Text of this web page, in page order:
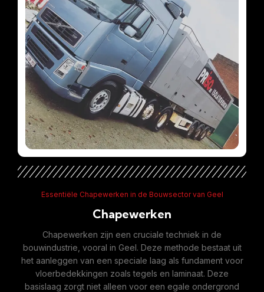
Essentiële Chapewerken in de Bouwsector van Geel
Chapewerken
Chapewerken zijn een cruciale techniek in de
bouwindustrie, vooral in Geel. Deze methode bestaat uit
het aanleggen van een speciale laag als fundament voor
vloerbedekkingen zoals tegels en laminaat. Deze
basislaag zorgt niet alleen voor een egale ondergrond